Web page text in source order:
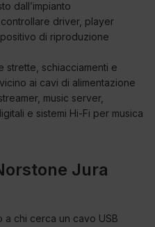
dall’impianto
controllare driver, player
di riproduzione
strette, schiacciamenti e
ai cavi di alimentazione
music server,
e sistemi Hi-Fi per musica
Jura
a chi cerca un cavo USB